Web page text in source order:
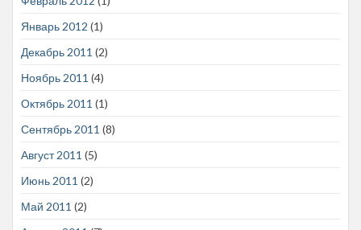
Январь 2012 (1)
Декабрь 2011 (2)
Ноябрь 2011 (4)
Октябрь 2011 (1)
Сентябрь 2011 (8)
Август 2011 (5)
Июнь 2011 (2)
Май 2011 (2)